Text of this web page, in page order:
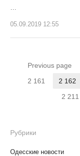
…
05.09.2019 12:55
Навигация
Previous page
Страница
2 161 2 162
2 211
Рубрики
Одесские новости